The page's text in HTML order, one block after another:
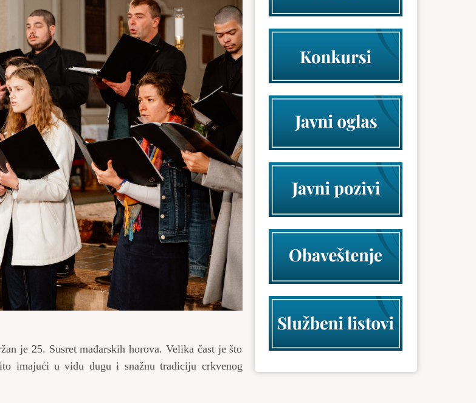
je 25. Susret mađarskih horova. Velika čast je što
imajući u vidu dugu i snažnu tradiciju crkvenog